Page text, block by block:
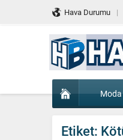
Hava Durumu
Moda
Etiket: